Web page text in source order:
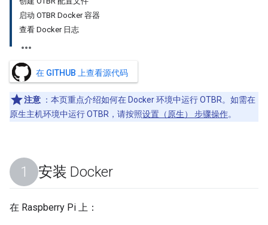
启动 OTBR Docker 容器
查看 Docker 日志
在 GITHUB 上查看源代码
注意 ：本页重点介绍如何在 Docker 环境中运行 OTBR。如需在
原生主机环境中运行 OTBR，请按照设置（原生） 步骤操作。
安装 Docker
在 Raspberry Pi 上：